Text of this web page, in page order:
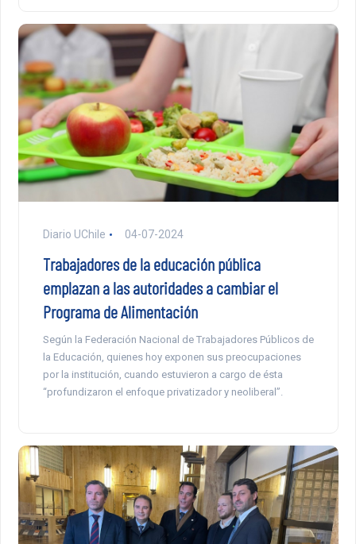
Diario UChile 04-07-2024
Trabajadores de la educación pública
emplazan a las autoridades a cambiar el
Programa de Alimentación
Según la Federación Nacional de Trabajadores Públicos de
la Educación, quienes hoy exponen sus preocupaciones
por la institución, cuando estuvieron a cargo de ésta
“profundizaron el enfoque privatizador y neoliberal”.